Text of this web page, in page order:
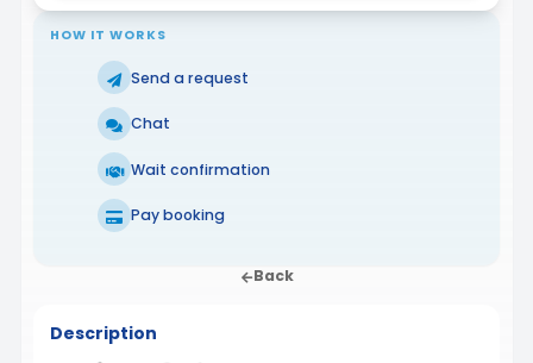
HOW IT WORKS
Send a request
Chat
Wait confirmation
Pay booking
Back
Description